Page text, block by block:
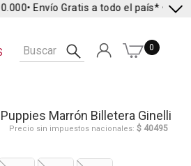
• Envío Gratis a todo el país* •Envío
0
Marrón Billetera Ginelli
Precio sin impuestos nacionales: $ 40495